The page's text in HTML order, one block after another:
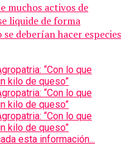
muchos activos de
liquide de forma
deberían hacer especies
esta información...